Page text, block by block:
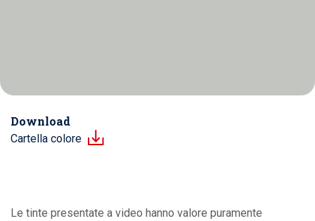
Download
Cartella colore
Le tinte presentate a video hanno valore puramente